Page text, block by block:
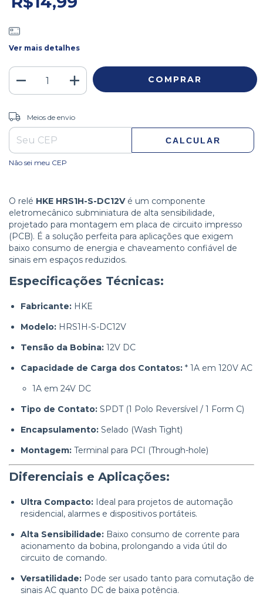
Ver mais detalhes
Entregas para o CEP:
Meios de envio
CALCULAR
Não sei meu CEP
O relé HKE HRS1H-S-DC12Vé um componente
eletromecânico subminiatura de alta sensibilidade,
projetado para montagem em placa de circuito impresso
(PCB). É a solução perfeita para aplicações que exigem
baixo consumo de energia e chaveamento confiável de
sinais em espaços reduzidos.
Especificações Técnicas:
Fabricante: HKE
Modelo: HRS1H-S-DC12V
Tensão da Bobina: 12V DC
Capacidade de Carga dos Contatos: * 1A em 120V AC
1A em 24V DC
Tipo de Contato: SPDT (1 Polo Reversível / 1 Form C)
Encapsulamento: Selado (Wash Tight)
Montagem: Terminal para PCI (Through-hole)
Diferenciais e Aplicações:
Ultra Compacto: Ideal para projetos de automação
residencial, alarmes e dispositivos portáteis.
Alta Sensibilidade: Baixo consumo de corrente para
acionamento da bobina, prolongando a vida útil do
circuito de comando.
Versatilidade: Pode ser usado tanto para comutação de
sinais AC quanto DC de baixa potência.